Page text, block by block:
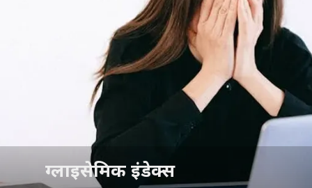
ग्लाइसेमिक इंडेक्स